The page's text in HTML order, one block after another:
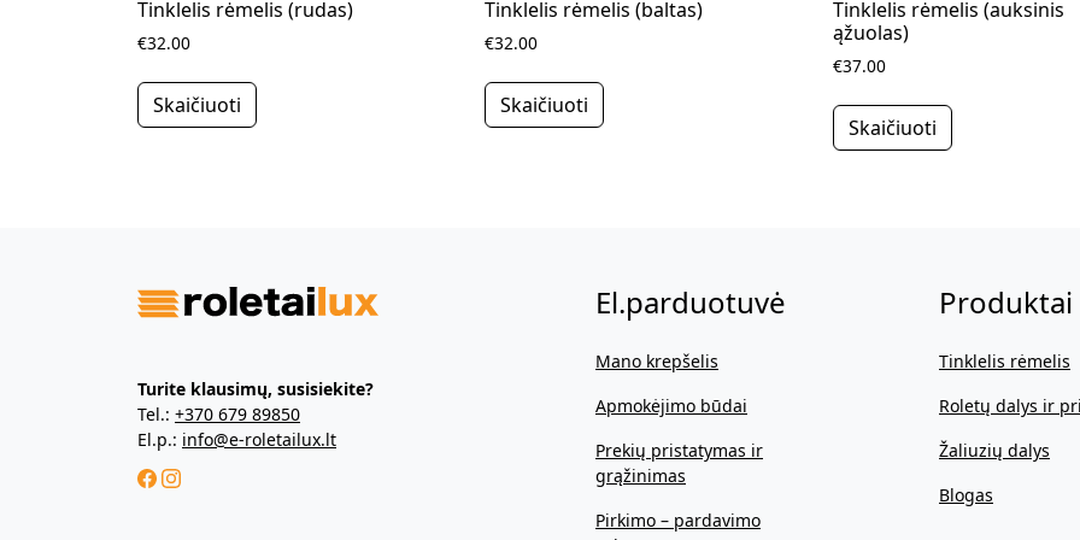
Tinklelis rėmelis (rudas)
€32.00
Skaičiuoti
Tinklelis rėmelis (baltas)
€32.00
Skaičiuoti
Tinklelis rėmelis (auksinis
ąžuolas)
€37.00
Skaičiuoti
Turite klausimų, susisiekite?
Tel.: +370 679 89850
El.p.: info@e-roletailux.lt
El.parduotuvė
Mano krepšelis
Apmokėjimo būdai
Prekių pristatymas ir
grąžinimas
Pirkimo – pardavimo
Produktai
Tinklelis rėmelis
Roletų dalys ir
Žaliuzių dalys
Blogas